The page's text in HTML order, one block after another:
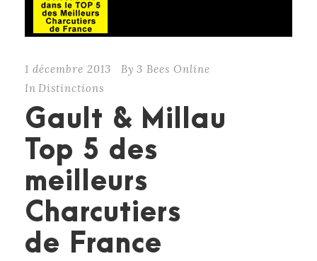
1 décembre 2013 By 3 Bees Online
In Distinctions
Gault & Millau
Top 5 des
meilleurs
Charcutiers
de France